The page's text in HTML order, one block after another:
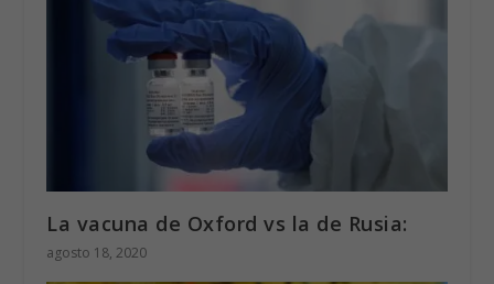
La vacuna de Oxford vs la de Rusia:
agosto 18, 2020